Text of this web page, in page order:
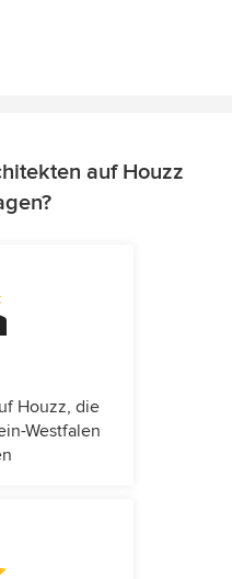
auf Houzz
Houzz, die
Westfalen